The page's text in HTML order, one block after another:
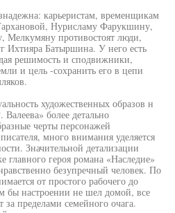
карьеристам, временщикам
Нурисламу Фарукшину,
противостоят люди,
Ихтияра Батыршина. У него есть
решимость и сподвижники,
и цель -сохранить его в цепи
художественных образов н
более детально
черты персонажей
много внимания уделяется
Значительной детализации
главного героя романа «Наследие»
безупречный человек. По
от простого рабочего до
бы настроении не шел домой, все
за пределами семейного очага.